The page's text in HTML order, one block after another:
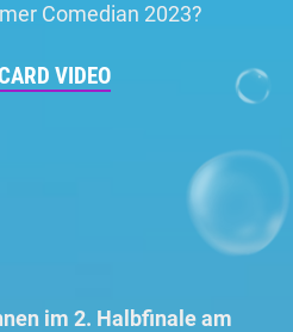
Comedian 2023?
VIDEO
im 2. Halbfinale am